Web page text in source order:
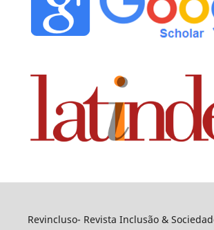
Revincluso- Revista Inclusão &